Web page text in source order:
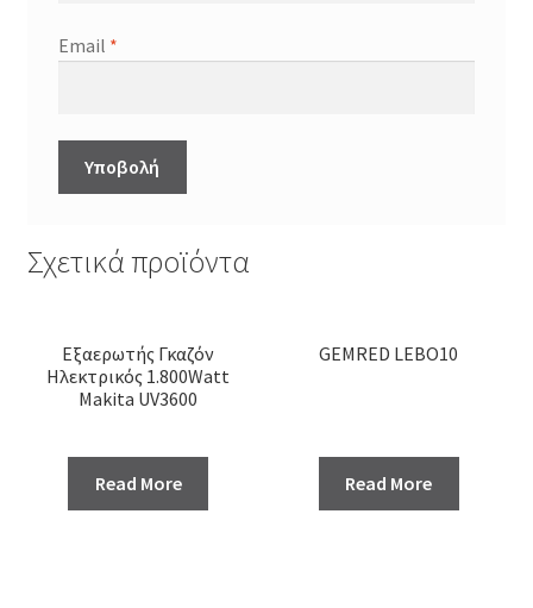
Email *
Σχετικά προϊόντα
Εξαερωτής Γκαζόν
Ηλεκτρικός 1.800Watt
Makita UV3600
Read More
GEMRED LEBO10
Read More